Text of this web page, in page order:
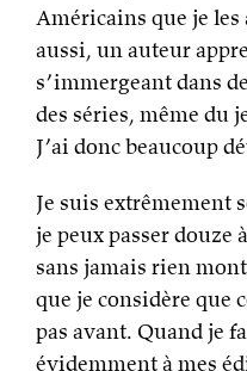
Américains que je
aussi, un auteur
s’immergeant dans
des séries, même du
J’ai donc beaucoup
Je suis extrêmement
je peux passer
sans jamais rien
que je considère que
pas avant. Quand je
évidemment à mes